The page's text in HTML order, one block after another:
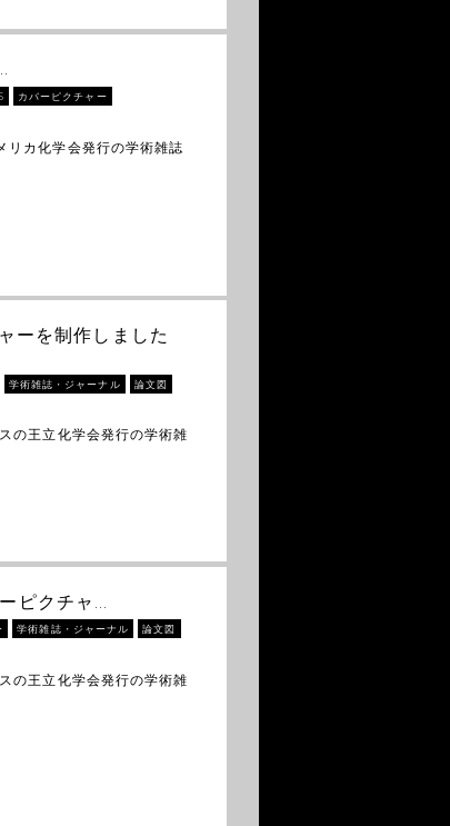
カバーピクチャー
リカ化学会発行の学術雑誌
を制作しました
学術雑誌・ジャーナル
論文図
の王立化学会発行の学術雑
クチャ…
学術雑誌・ジャーナル
論文図
の王立化学会発行の学術雑